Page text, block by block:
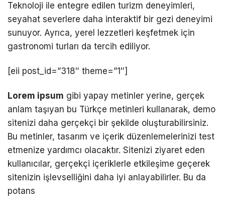
Teknoloji ile entegre edilen turizm deneyimleri,
seyahat severlere daha interaktif bir gezi deneyimi
sunuyor. Ayrıca, yerel lezzetleri keşfetmek için
gastronomi turları da tercih ediliyor.
[eii post_id=”318″ theme=”1″]
Lorem ipsum gibi yapay metinler yerine, gerçek
anlam taşıyan bu Türkçe metinleri kullanarak, demo
sitenizi daha gerçekçi bir şekilde oluşturabilirsiniz.
Bu metinler, tasarım ve içerik düzenlemelerinizi test
etmenize yardımcı olacaktır. Sitenizi ziyaret eden
kullanıcılar, gerçekçi içeriklerle etkileşime geçerek
sitenizin işlevselliğini daha iyi anlayabilirler. Bu da
potans